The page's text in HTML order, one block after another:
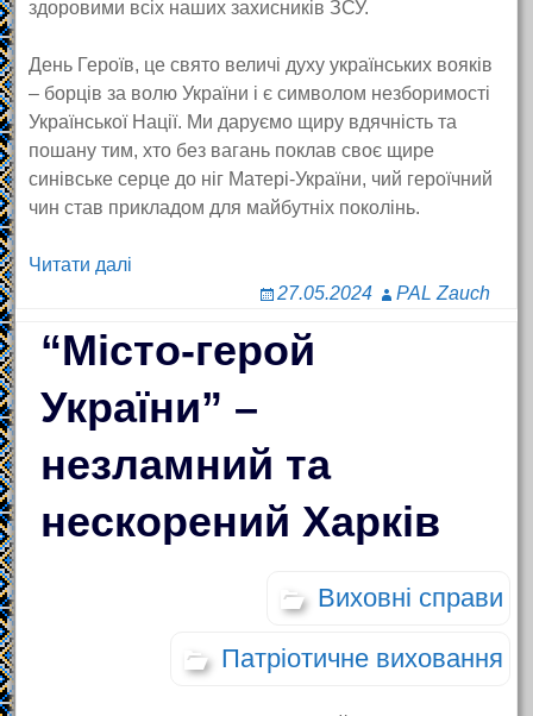
здоровими всіх наших захисників ЗСУ.
День Героїв, це свято величі духу українських вояків
– борців за волю України і є символом незборимості
Української Нації. Ми даруємо щиру вдячність та
пошану тим, хто без вагань поклав своє щире
синівське серце до ніг Матері-України, чий героїчний
чин став прикладом для майбутніх поколінь.
Читати далі
27.05.2024
PAL Zauch
“Місто-герой
України” –
незламний та
нескорений Харків
Виховні справи
Патріотичне виховання